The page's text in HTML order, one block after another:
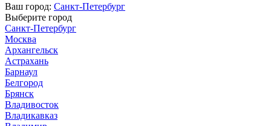
Ваш город: Санкт-Петербург
Выберите город
Санкт-Петербург
Москва
Архангельск
Астрахань
Барнаул
Белгород
Брянск
Владивосток
Владикавказ